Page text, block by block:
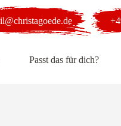
Passt das für dich?